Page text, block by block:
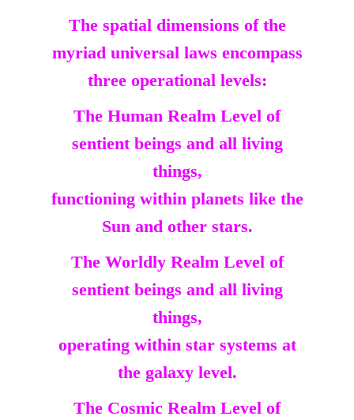
The spatial dimensions of the
myriad universal laws encompass
three operational levels:
The Human Realm Level of
sentient beings and all living
things,
functioning within planets like the
Sun and other stars.
The Worldly Realm Level of
sentient beings and all living
things,
operating within star systems at
the galaxy level.
The Cosmic Realm Level of